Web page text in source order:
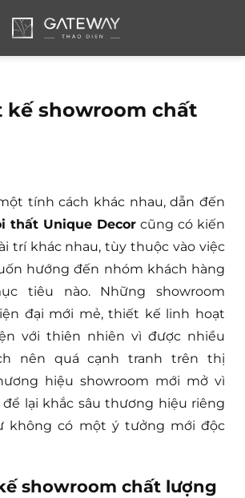
kế showroom chất
tính cách khác nhau, dẫn đến
thất Unique Decor cũng có kiến
trí khác nhau, tùy thuộc vào việc
hướng đến nhóm khách hàng
tiêu nào. Những showroom
đại mới mẻ, thiết kế linh hoạt
với thiên nhiên vì được nhiều
nên quá cạnh tranh trên thị
hiệu showroom mới mở vì
lại khắc sâu thương hiệu riêng
không có một ý tưởng mới độc
showroom chất lượng